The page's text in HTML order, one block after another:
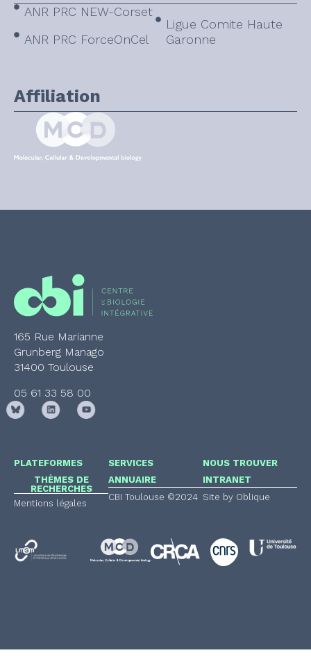
ANR PRC NEW-Corset
ANR PRC ForceOnCel
Ligue Comite Haute
Garonne
Affiliation
165 Rue Marianne
Grunberg Manago
31400 Toulouse
05 61 33 58 00
PLATEFORMES
THÈMES DE
RECHERCHES
Mentions légales
SERVICES
ANNUAIRE
CBI Toulouse ©2024
NOUS TROUVER
INTRANET
Site by Oblique